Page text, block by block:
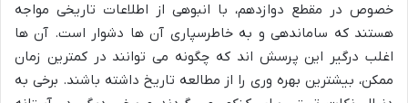
خصوص در مقطع دوازدهم، با انبوهی از اطلاعات تاریخی مواجه
هستند که ساماندهی و به خاطرسپاری آن ها دشوار است. آن ها
اغلب درگیر این پرسش اند که چگونه می توانند در کمترین زمان
ممکن، بیشترین بهره وری را از مطالعه تاریخ داشته باشند. برخی به